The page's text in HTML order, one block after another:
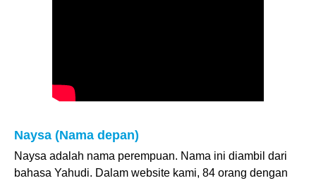
Naysa (Nama depan)
Naysa adalah nama perempuan. Nama ini diambil dari
bahasa Yahudi. Dalam website kami, 84 orang dengan